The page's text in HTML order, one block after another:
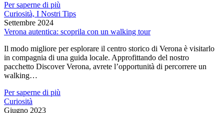
Per saperne di più
Curiosità, I Nostri Tips
Settembre 2024
Verona autentica: scoprila con un walking tour
Il modo migliore per esplorare il centro storico di Verona è visitarlo
in compagnia di una guida locale. Approfittando del nostro
pacchetto Discover Verona, avrete l’opportunità di percorrere un
walking…
Per saperne di più
Curiosità
Giugno 2023